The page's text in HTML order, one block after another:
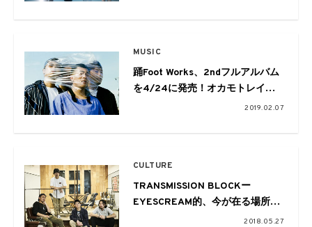
MUSIC
踊Foot Works、2ndフルアルバム
を4/24に発売！オカモトレイジ
をボーカルに迎えた新曲も収録
2019.02.07
CULTURE
TRANSMISSION BLOCKー
EYESCREAM的、今が在る場所ー
Vol.06 darlin. navi by 踊 Foot
2018.05.27